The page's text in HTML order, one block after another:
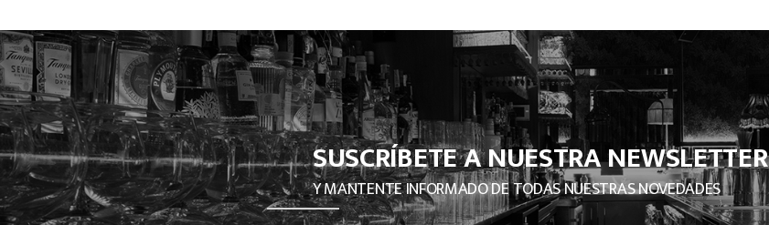
SUSCRÍBETE A NUESTRA NEWSLETTER
Y MANTENTE INFORMADO DE TODAS NUESTRAS NOVEDADES